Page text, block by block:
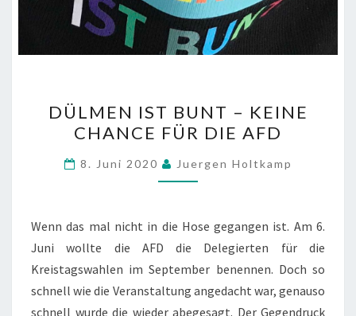
IST
BUNT
–
KEINE
FÜR
DIE
AFD
DÜLMEN IST BUNT – KEINE
CHANCE FÜR DIE AFD
8. Juni 2020 Juergen Holtkamp
Wenn das mal nicht in die Hose gegangen ist. Am 6.
Juni wollte die AFD die Delegierten für die
Kreistagswahlen im September benennen. Doch so
schnell wie die Veranstaltung angedacht war, genauso
schnell wurde die wieder abegesagt. Der Gegendruck